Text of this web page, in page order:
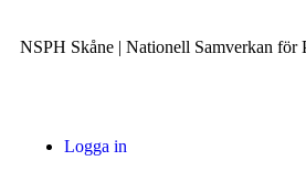
NSPH Skåne | Nationell Samverkan för
Logga in